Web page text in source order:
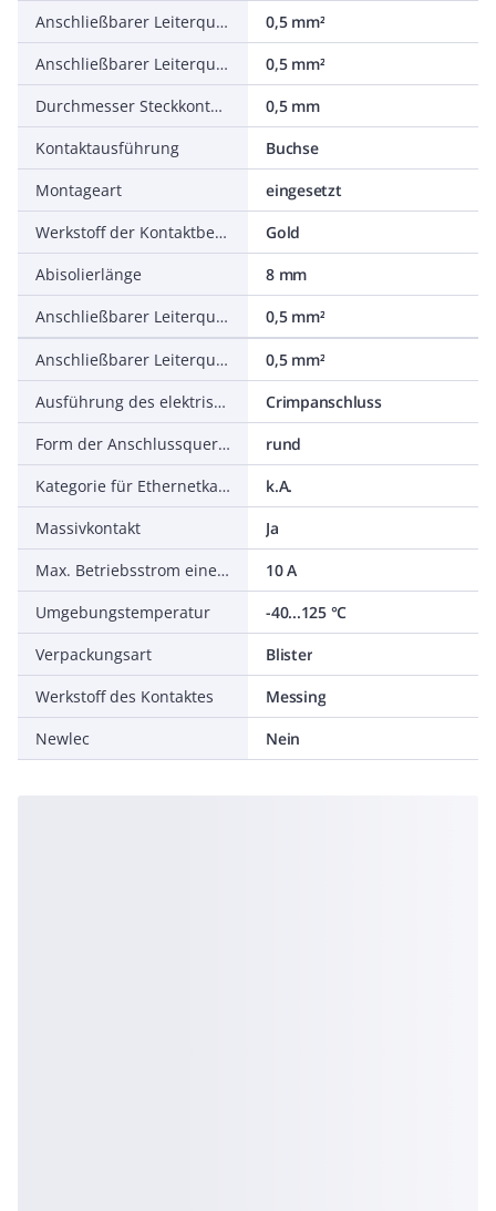
Anschließbarer Leiterquerschnitt eindrähtig
0,5 mm²
Anschließbarer Leiterquerschnitt mehrdrähtig
0,5 mm²
Durchmesser Steckkontakt
0,5 mm
Kontaktausführung
Buchse
Montageart
eingesetzt
Werkstoff der Kontaktbeschichtung
Gold
Abisolierlänge
8 mm
Anschließbarer Leiterquerschnitt feindrähtig mit Aderendhülse
0,5 mm²
Anschließbarer Leiterquerschnitt feindrähtig ohne Aderendhülse
0,5 mm²
Ausführung des elektrischen Anschlusses
Crimpanschluss
Form der Anschlussquerschnitte
rund
Kategorie für Ethernetkabel
k.A.
Massivkontakt
Ja
Max. Betriebsstrom eines Kontaktes
10 A
Umgebungstemperatur
-40...125 °C
Verpackungsart
Blister
Werkstoff des Kontaktes
Messing
Newlec
Nein